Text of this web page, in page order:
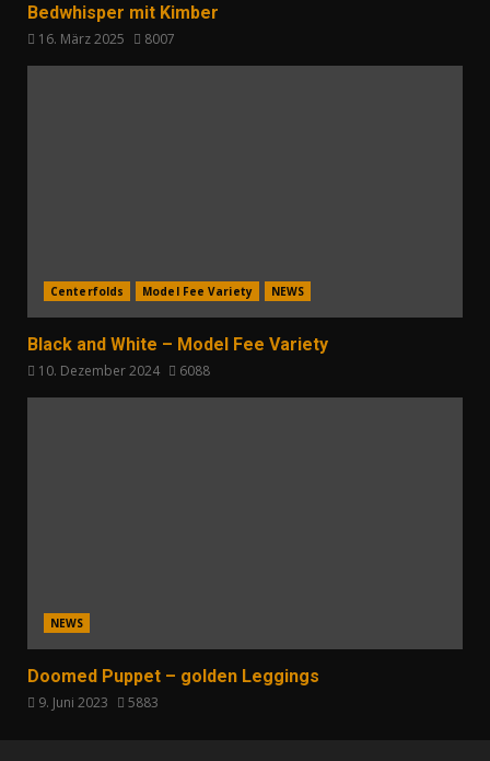
Bedwhisper mit Kimber
16. März 2025 8007
Centerfolds Model Fee Variety NEWS
Black and White – Model Fee Variety
10. Dezember 2024 6088
NEWS
Doomed Puppet – golden Leggings
9. Juni 2023 5883